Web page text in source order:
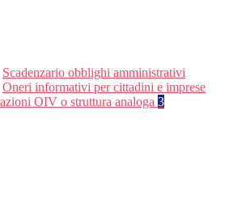
Scadenzario obblighi amministrativi
Oneri informativi per cittadini e imprese
OIV o struttura analoga 3